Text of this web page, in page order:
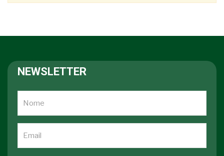
NEWSLETTER